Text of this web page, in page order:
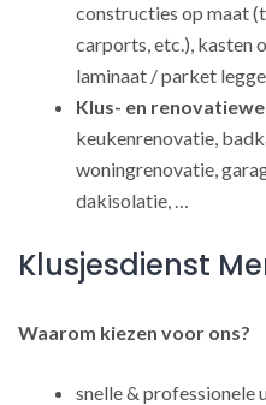
constructies op maat
carports, etc.), kasten
laminaat / parket
Klus- en
keukenrenovatie,
woningrenovatie,
dakisolatie, …
Klusjesdienst
Waarom kiezen voor ons?
snelle & professionele